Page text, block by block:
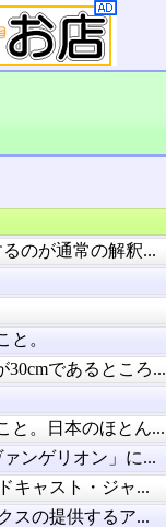
のが通常の解釈...
と。
であるところ...
と。日本のほとん...
ンゲリオン」に...
キャスト・ジャ...
スの提供するア...